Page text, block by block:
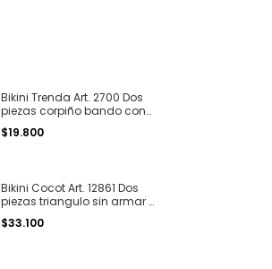
Bikini Trenda Art. 2700 Dos
piezas corpiño bando con
piedras y less brasilera tricot
T. 1 al 4
$19.800
Bikini Cocot Art. 12861 Dos
piezas triangulo sin armar y
less para atar texturada
print T. 1 al 4
$33.100